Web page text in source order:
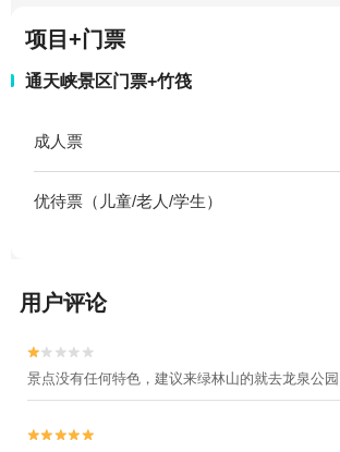
项目+门票
通天峡景区门票+竹筏
成人票
优待票（儿童/老人/学生）
用户评论


景点没有任何特色，建议来绿林山的就去龙泉公园

